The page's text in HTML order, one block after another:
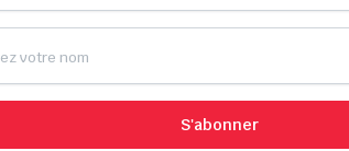
S'abonner